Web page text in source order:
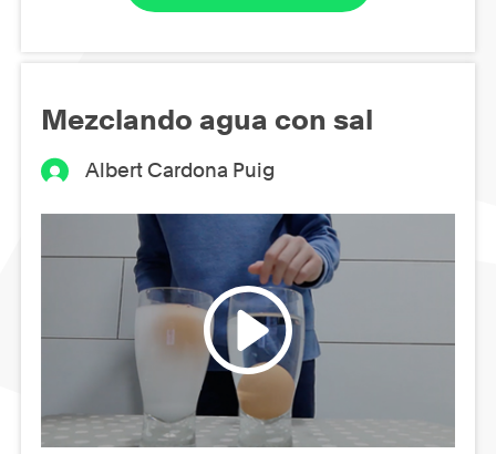
Mezclando agua con sal
Albert Cardona Puig